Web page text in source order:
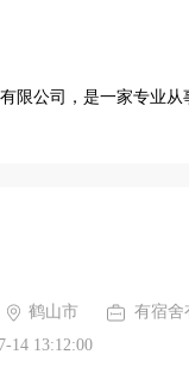
限公司，是一家专业
鹤山市 有宿舍
14 13:12:00